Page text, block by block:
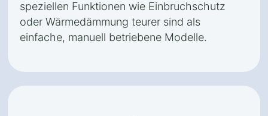
speziellen Funktionen wie Einbruchschutz
oder Wärmedämmung teurer sind als
einfache, manuell betriebene Modelle.